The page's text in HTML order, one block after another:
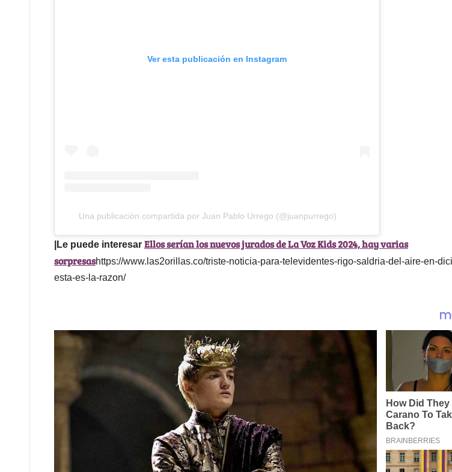
Ver esta publicación en Instagram
Una publicación compartida por Juan Pablo Urrego (@juanpurrego)
|Le puede interesar Ellos serían los nuevos jurados de La Voz Kids 2024, hay varias
sorpresashttps://www.las2orillas.co/triste-noticia-para-televidentes-rigo-saldria-del-aire-en-
esta-es-la-razon/